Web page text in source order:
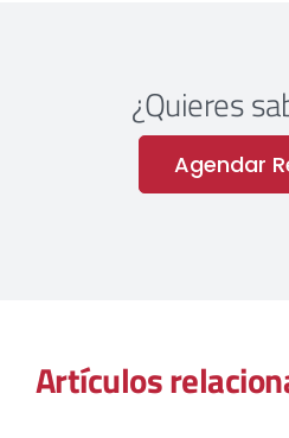
¿Quieres
Agendar
Artículos